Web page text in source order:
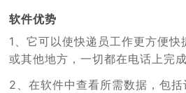
软件优势
1、它可以使快递员工作更方便
或其他地方，一切都在电话上完成
2、在软件中查看所需数据，包